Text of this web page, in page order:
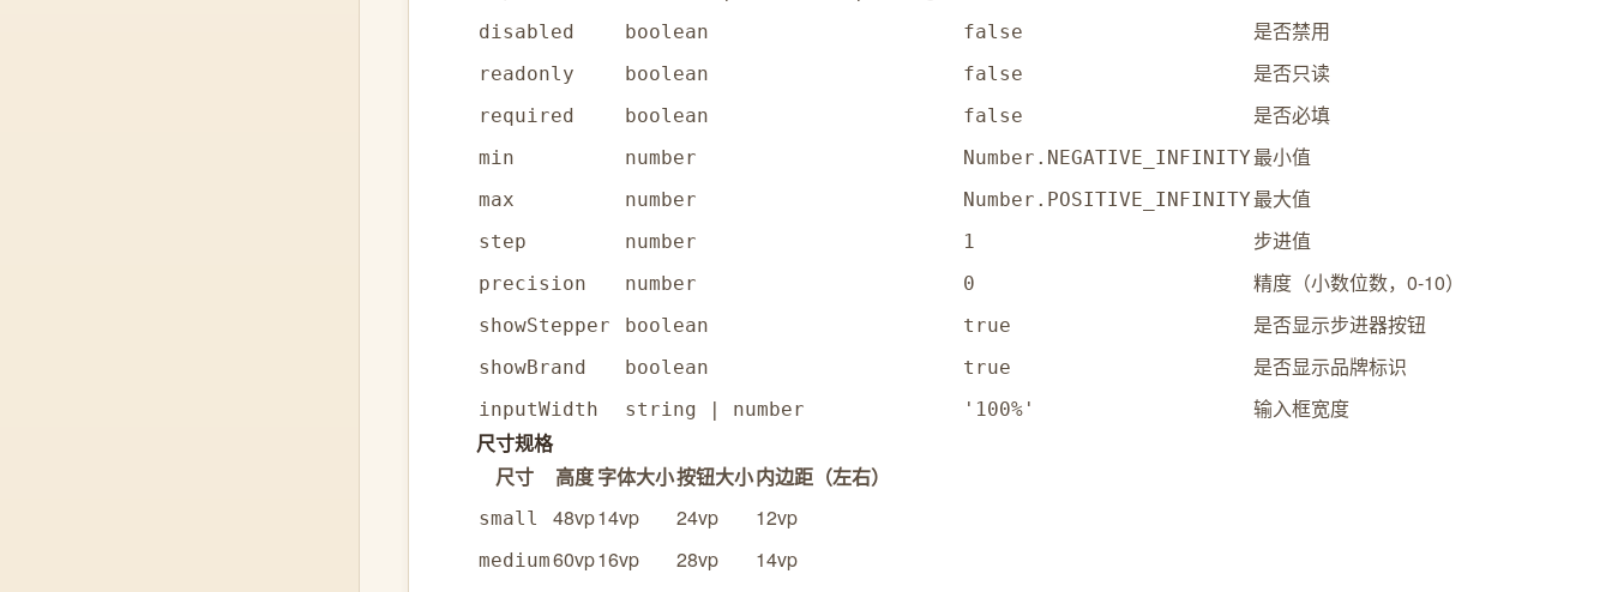
disabled boolean false 是否禁用
readonly boolean false 是否只读
required boolean false 是否必填
min number Number.NEGATIVE_INFINITY最小值
max number Number.POSITIVE_INFINITY最大值
step number 1 步进值
precision number 0 精度（小数位数，0-10）
showStepper boolean true 是否显示步进器按钮
showBrand boolean true 是否显示品牌标识
inputWidth string | number '100%'
输入框宽度
尺寸规格
尺寸
高度字体大小按钮大小内边距（左右）
small 48vp14vp 24vp 12vp
medium60vp16vp 28vp 14vp